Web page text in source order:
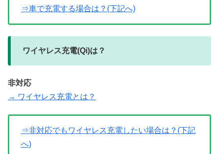
⇒車で充電する場合は？(下記へ)
ワイヤレス充電(Qi)は？
非対応
→ ワイヤレス充電とは？
⇒非対応でもワイヤレス充電したい場合は？(下記
へ)